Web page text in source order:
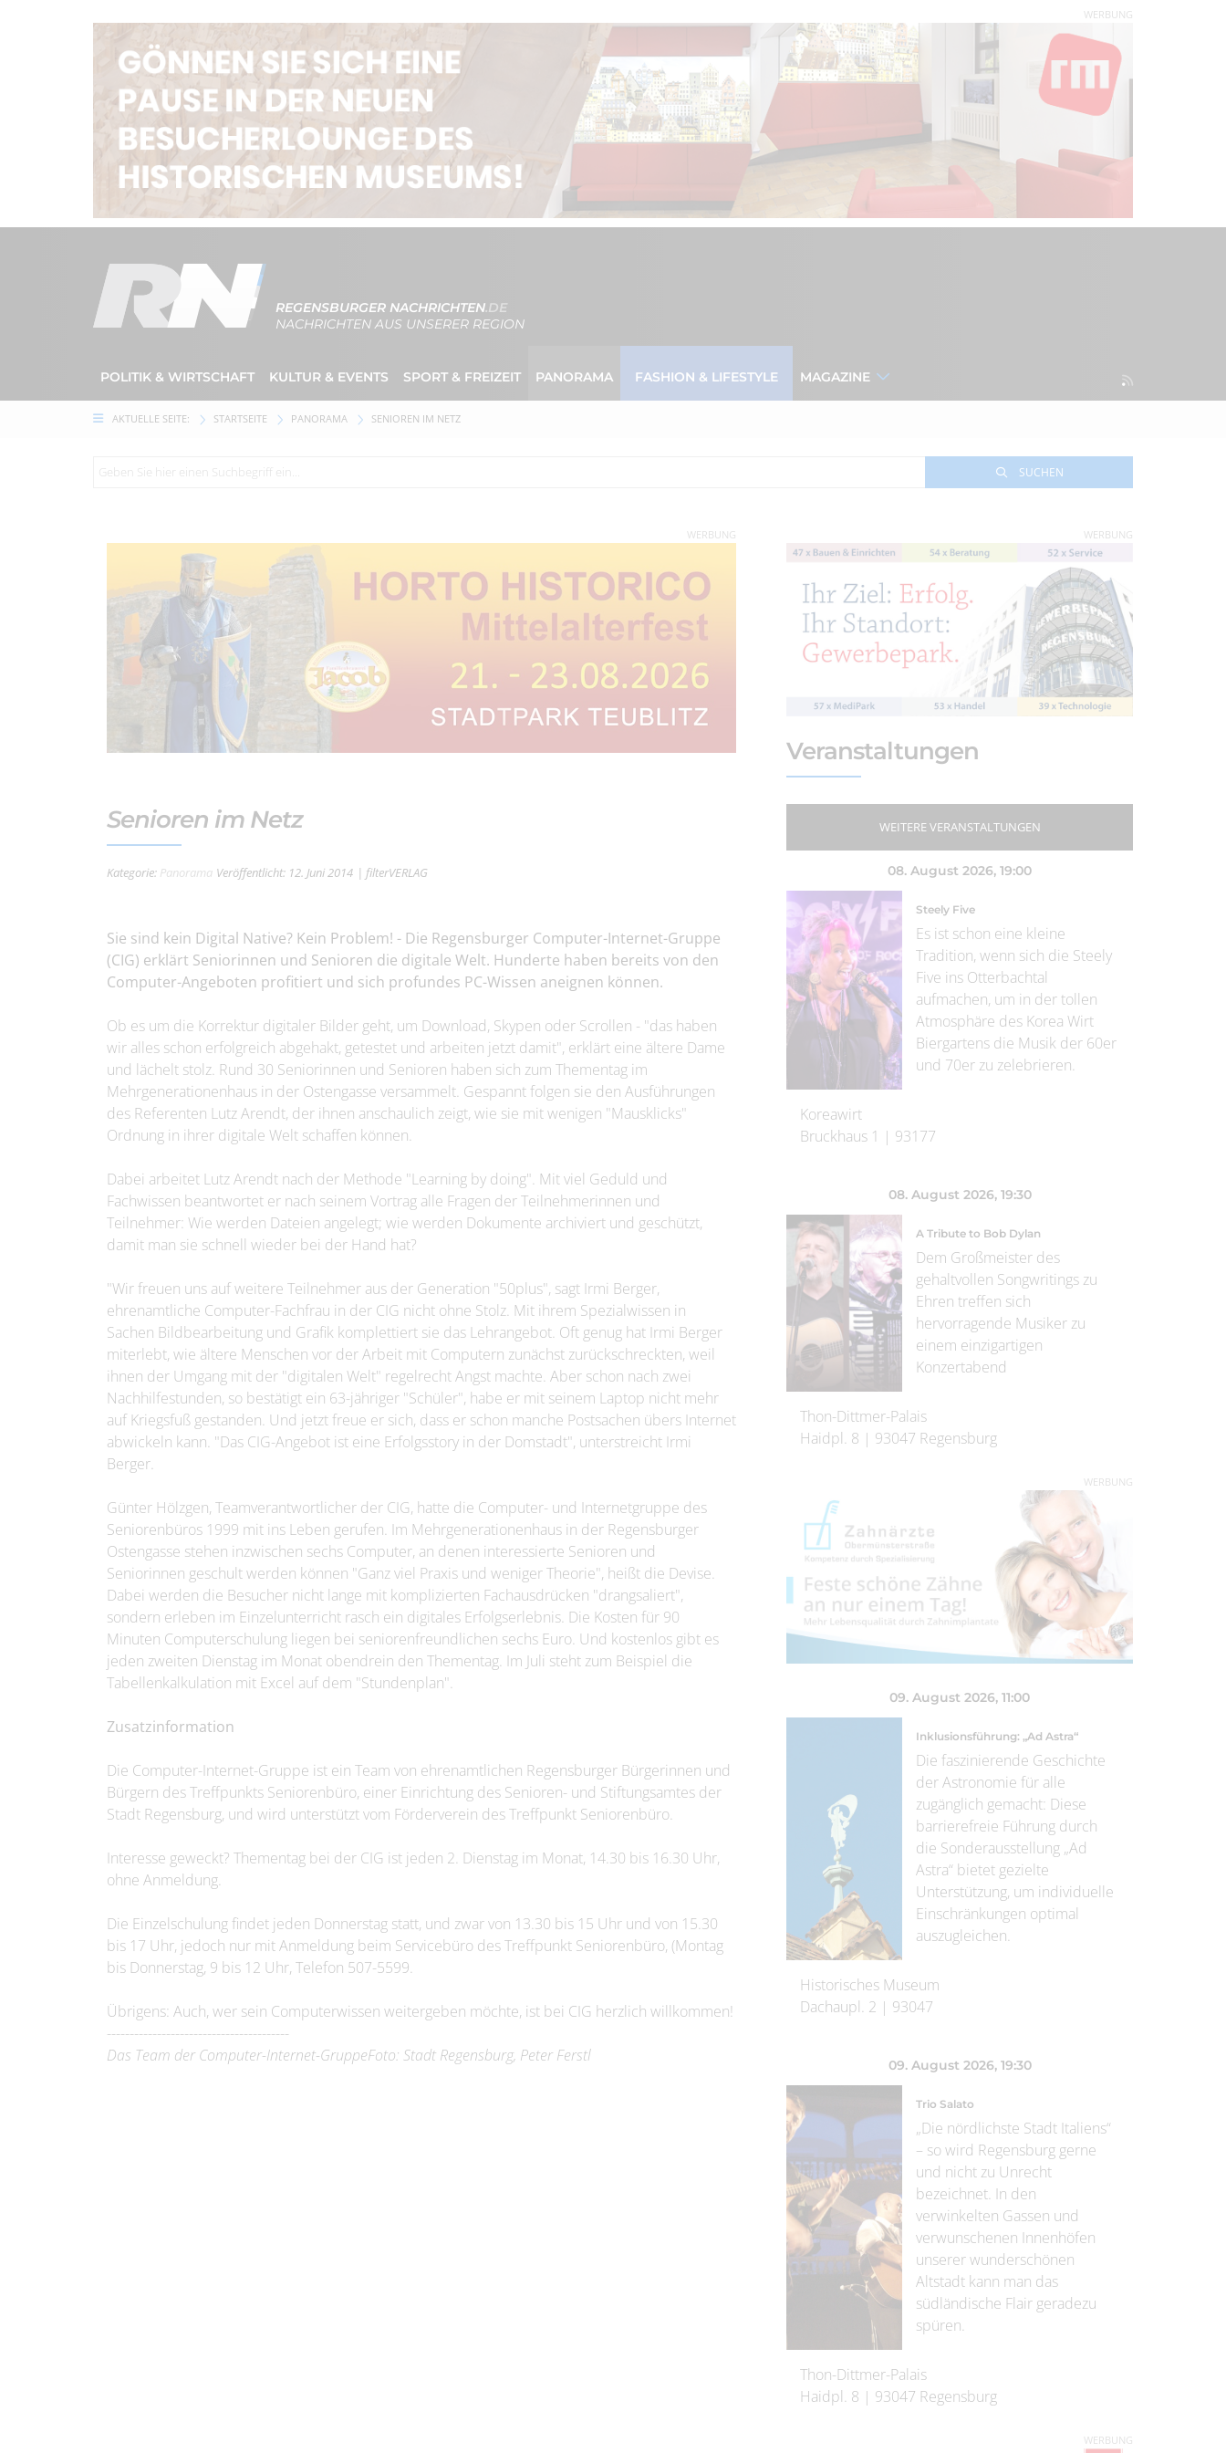
WERBUNG
REGENSBURGER NACHRICHTEN.DE
NACHRICHTEN AUS UNSERER REGION
POLITIK & WIRTSCHAFT KULTUR & EVENTS SPORT & FREIZEIT PANORAMA FASHION & LIFESTYLE MAGAZINE
AKTUELLE SEITE: STARTSEITE PANORAMA SENIOREN IM NETZ
SUCHEN
WERBUNG
Senioren im Netz
Kategorie: Panorama Veröffentlicht: 12. Juni 2014 | filterVERLAG
Sie sind kein Digital Native? Kein Problem! - Die Regensburger Computer-Internet-Gruppe
(CIG) erklärt Seniorinnen und Senioren die digitale Welt. Hunderte haben bereits von den
Computer-Angeboten profitiert und sich profundes PC-Wissen aneignen können.
Ob es um die Korrektur digitaler Bilder geht, um Download, Skypen oder Scrollen - "das haben
wir alles schon erfolgreich abgehakt, getestet und arbeiten jetzt damit", erklärt eine ältere Dame
und lächelt stolz. Rund 30 Seniorinnen und Senioren haben sich zum Thementag im
Mehrgenerationenhaus in der Ostengasse versammelt. Gespannt folgen sie den Ausführungen
des Referenten Lutz Arendt, der ihnen anschaulich zeigt, wie sie mit wenigen "Mausklicks"
Ordnung in ihrer digitale Welt schaffen können.
Dabei arbeitet Lutz Arendt nach der Methode "Learning by doing". Mit viel Geduld und
Fachwissen beantwortet er nach seinem Vortrag alle Fragen der Teilnehmerinnen und
Teilnehmer: Wie werden Dateien angelegt; wie werden Dokumente archiviert und geschützt,
damit man sie schnell wieder bei der Hand hat?
"Wir freuen uns auf weitere Teilnehmer aus der Generation "50plus", sagt Irmi Berger,
ehrenamtliche Computer-Fachfrau in der CIG nicht ohne Stolz. Mit ihrem Spezialwissen in
Sachen Bildbearbeitung und Grafik komplettiert sie das Lehrangebot. Oft genug hat Irmi Berger
miterlebt, wie ältere Menschen vor der Arbeit mit Computern zunächst zurückschreckten, weil
ihnen der Umgang mit der "digitalen Welt" regelrecht Angst machte. Aber schon nach zwei
Nachhilfestunden, so bestätigt ein 63-jähriger "Schüler", habe er mit seinem Laptop nicht mehr
auf Kriegsfuß gestanden. Und jetzt freue er sich, dass er schon manche Postsachen übers Internet
abwickeln kann. "Das CIG-Angebot ist eine Erfolgsstory in der Domstadt", unterstreicht Irmi
Berger.
Günter Hölzgen, Teamverantwortlicher der CIG, hatte die Computer- und Internetgruppe des
Seniorenbüros 1999 mit ins Leben gerufen. Im Mehrgenerationenhaus in der Regensburger
Ostengasse stehen inzwischen sechs Computer, an denen interessierte Senioren und
Seniorinnen geschult werden können "Ganz viel Praxis und weniger Theorie", heißt die Devise.
Dabei werden die Besucher nicht lange mit komplizierten Fachausdrücken "drangsaliert",
sondern erleben im Einzelunterricht rasch ein digitales Erfolgserlebnis. Die Kosten für 90
Minuten Computerschulung liegen bei seniorenfreundlichen sechs Euro. Und kostenlos gibt es
jeden zweiten Dienstag im Monat obendrein den Thementag. Im Juli steht zum Beispiel die
Tabellenkalkulation mit Excel auf dem "Stundenplan".
Zusatzinformation
Die Computer-Internet-Gruppe ist ein Team von ehrenamtlichen Regensburger Bürgerinnen und
Bürgern des Treffpunkts Seniorenbüro, einer Einrichtung des Senioren- und Stiftungsamtes der
Stadt Regensburg, und wird unterstützt vom Förderverein des Treffpunkt Seniorenbüro.
Interesse geweckt? Thementag bei der CIG ist jeden 2. Dienstag im Monat, 14.30 bis 16.30 Uhr,
ohne Anmeldung.
Die Einzelschulung findet jeden Donnerstag statt, und zwar von 13.30 bis 15 Uhr und von 15.30
bis 17 Uhr, jedoch nur mit Anmeldung beim Servicebüro des Treffpunkt Seniorenbüro, (Montag
bis Donnerstag, 9 bis 12 Uhr, Telefon 507-5599.
Übrigens: Auch, wer sein Computerwissen weitergeben möchte, ist bei CIG herzlich willkommen!
----------------------------------------
Das Team der Computer-Internet-GruppeFoto: Stadt Regensburg, Peter Ferstl
WERBUNG
Veranstaltungen
WEITERE VERANSTALTUNGEN
08. August 2026, 19:00
Steely Five
Es ist schon eine kleine
Tradition, wenn sich die Steely
Five ins Otterbachtal
aufmachen, um in der tollen
Atmosphäre des Korea Wirt
Biergartens die Musik der 60er
und 70er zu zelebrieren.
Koreawirt
Bruckhaus 1 | 93177
08. August 2026, 19:30
A Tribute to Bob Dylan
Dem Großmeister des
gehaltvollen Songwritings zu
Ehren treffen sich
hervorragende Musiker zu
einem einzigartigen
Konzertabend
Thon-Dittmer-Palais
Haidpl. 8 | 93047 Regensburg
WERBUNG
09. August 2026, 11:00
Inklusionsführung: „Ad Astra“
Die faszinierende Geschichte
der Astronomie für alle
zugänglich gemacht: Diese
barrierefreie Führung durch
die Sonderausstellung „Ad
Astra“ bietet gezielte
Unterstützung, um individuelle
Einschränkungen optimal
auszugleichen.
Historisches Museum
Dachaupl. 2 | 93047
09. August 2026, 19:30
Trio Salato
„Die nördlichste Stadt Italiens“
– so wird Regensburg gerne
und nicht zu Unrecht
bezeichnet. In den
verwinkelten Gassen und
verwunschenen Innenhöfen
unserer wunderschönen
Altstadt kann man das
südländische Flair geradezu
spüren.
Thon-Dittmer-Palais
Haidpl. 8 | 93047 Regensburg
WERBUNG